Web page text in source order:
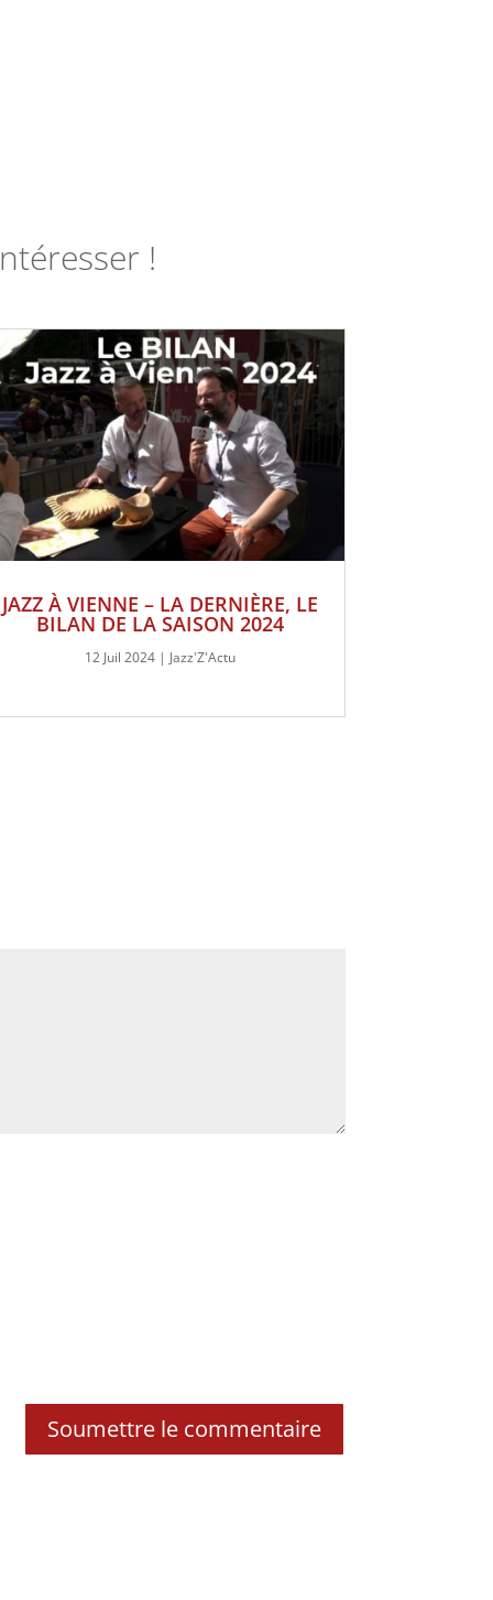
!
JAZZ À VIENNE – LA DERNIÈRE, LE
BILAN DE LA SAISON 2024
12 Juil 2024| Jazz'Z'Actu
Soumettre le commentaire